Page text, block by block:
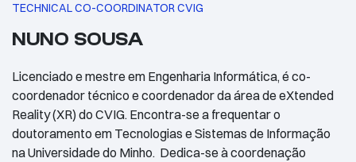
TECHNICAL CO-COORDINATOR CVIG
NUNO SOUSA
Licenciado e mestre em Engenharia Informática, é co-
coordenador técnico e coordenador da área de eXtended
Reality (XR) do CVIG. Encontra-se a frequentar o
doutoramento em Tecnologias e Sistemas de Informação
na Universidade do Minho. Dedica-se à coordenação